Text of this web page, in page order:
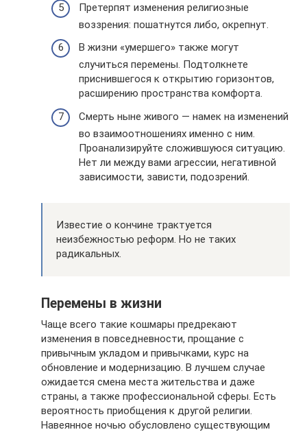
Претерпят изменения религиозные
воззрения: пошатнутся либо, окрепнут.
В жизни «умершего» также могут
случиться перемены. Подтолкнете
приснившегося к открытию горизонтов,
расширению пространства комфорта.
Смерть ныне живого — намек на изменений
во взаимоотношениях именно с ним.
Проанализируйте сложившуюся ситуацию.
Нет ли между вами агрессии, негативной
зависимости, зависти, подозрений.
Известие о кончине трактуется
неизбежностью реформ. Но не таких
радикальных.
Перемены в жизни
Чаще всего такие кошмары предрекают
изменения в повседневности, прощание с
привычным укладом и привычками, курс на
обновление и модернизацию. В лучшем случае
ожидается смена места жительства и даже
страны, а также профессиональной сферы. Есть
вероятность приобщения к другой религии.
Навеянное ночью обусловлено существующим